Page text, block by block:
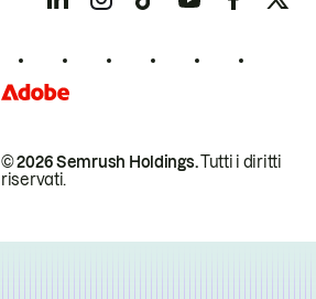
© 2026 Semrush Holdings.Tutti i diritti
riservati.